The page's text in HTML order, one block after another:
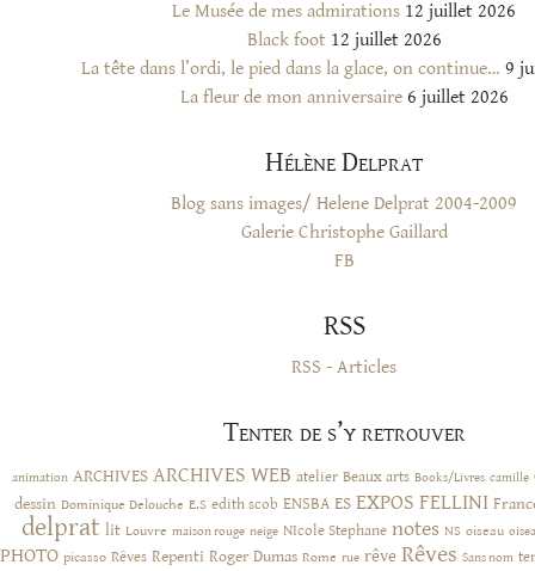
Le Musée de mes admirations 12 juillet 2026
Black foot 12 juillet 2026
La tête dans l’ordi, le pied dans la glace, on continue… 9
La fleur de mon anniversaire 6 juillet 2026
Hélène Delprat
Blog sans images/ Helene Delprat 2004-2009
Galerie Christophe Gaillard
FB
RSS
RSS - Articles
Tenter de s’y retrouver
animation ARCHIVES ARCHIVES WEB atelier Beaux arts Books/Livres camille
dessin Dominique Delouche E.S edith scob ENSBA ES EXPOS FELLINI
delprat lit Louvre maison rouge neige NIcole Stephane notes NS oiseau
PHOTO picasso Rêves Repenti Roger Dumas Rome rue rêve Rêves Sans nom